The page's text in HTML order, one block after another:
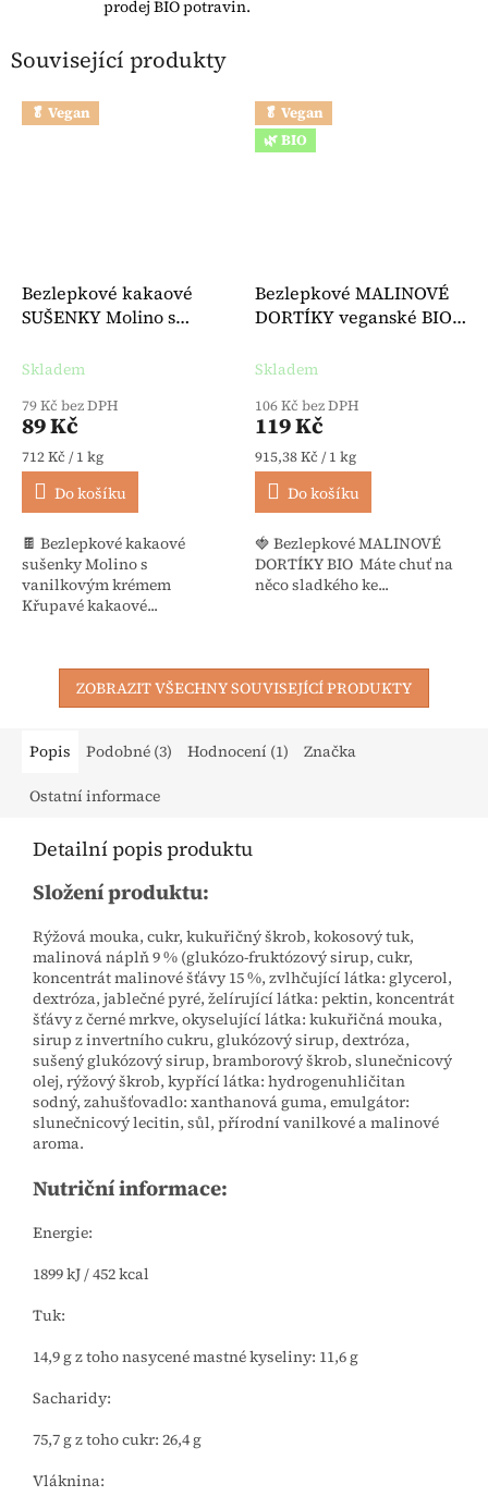
prodej BIO potravin.
Související produkty
🥬 Vegan
Bezlepkové kakaové
SUŠENKY Molino s
veganské 125 g -
Skladem
79 Kč bez DPH
89 Kč
Měrná cena:
712 Kč / 1 kg
Do košíku
🍫 Bezlepkové kakaové
sušenky Molino s
vanilkovým krémem
Křupavé kakaové...
🥬 Vegan
🌿 BIO
Bezlepkové MALINOVÉ
DORTÍKY veganské BIO
Skladem
106 Kč bez DPH
119 Kč
Měrná cena:
915,38 Kč / 1 kg
Do košíku
🍓 Bezlepkové MALINOVÉ
DORTÍKY BIO Máte chuť na
něco sladkého ke...
ZOBRAZIT VŠECHNY SOUVISEJÍCÍ PRODUKTY
Popis Podobné (3) Hodnocení (1) Značka
Ostatní informace
Detailní popis produktu
Složení produktu:
Rýžová mouka, cukr, kukuřičný škrob, kokosový tuk,
malinová náplň 9 % (glukózo-fruktózový sirup, cukr,
koncentrát malinové šťávy 15 %, zvlhčující látka: glycerol,
dextróza, jablečné pyré, želírující látka: pektin, koncentrát
šťávy z černé mrkve, okyselující látka: kukuřičná mouka,
sirup z invertního cukru, glukózový sirup, dextróza,
sušený glukózový sirup, bramborový škrob, slunečnicový
olej, rýžový škrob, kypřící látka: hydrogenuhličitan
sodný, zahušťovadlo: xanthanová guma, emulgátor:
slunečnicový lecitin, sůl, přírodní vanilkové a malinové
aroma.
Nutriční informace:
Energie:
1899 kJ / 452 kcal
Tuk:
14,9 g z toho nasycené mastné kyseliny: 11,6 g
Sacharidy:
75,7 g z toho cukr: 26,4 g
Vláknina: